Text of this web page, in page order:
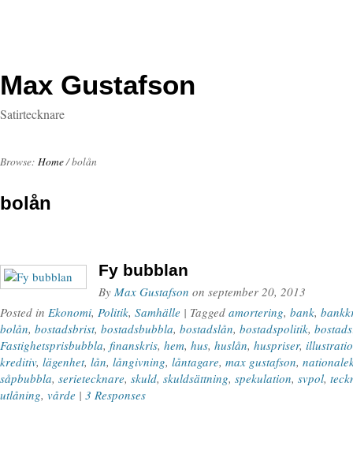
Max Gustafson
Satirtecknare
Browse: Home/bolån
bolån
Fy bubblan
By Max Gustafson on september 20, 2013
Posted in Ekonomi, Politik, Samhälle | Tagged amortering, bank,
bolån, bostadsbrist, bostadsbubbla, bostadslån, bostadspolitik,
Fastighetsprisbubbla, finanskris, hem, hus, huslån, huspriser,
kreditiv, lägenhet, lån, långivning, låntagare, max gustafson,
såpbubbla, serietecknare, skuld, skuldsättning, spekulation, svpol,
utlåning, vårde | 3 Responses